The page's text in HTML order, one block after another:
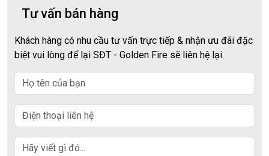
Tư vấn bán hàng
Khách hàng có nhu cầu tư vấn trực tiếp & nhận ưu đãi đặc
biệt vui lòng để lại SĐT - Golden Fire sẽ liên hệ lại.